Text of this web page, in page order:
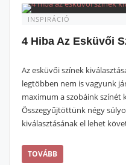
INSPIRÁCIÓ
4 Hiba Az Esküvői
Az esküvői színek
legtöbben nem is vagyunk
maximum a szobáink színét
Összegyűjtöttünk négy
kiválasztásának el lehet
TOVÁBB